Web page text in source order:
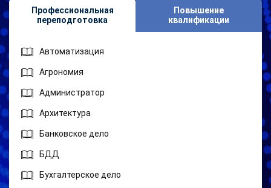
Профессиональная
переподготовка
Повышение
квалификации
Автоматизация
Агрономия
Администратор
Архитектура
Банковское дело
БДД
Бухгалтерское дело